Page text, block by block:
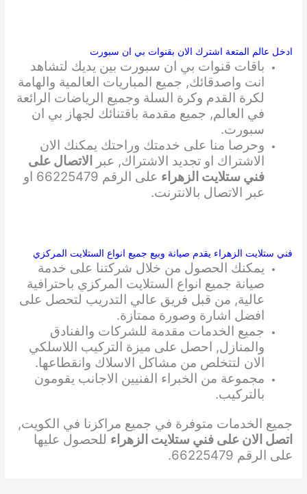
ادخل عالم المتعة اشترك الان بقنوات بي ان سبورت
باقات قنوات بي ان سبورت بين يديك لتشاهد
انت واصدقائك, جميع المباريات العالمية والهامة
لكرة القدم وكرة السلة وجميع الرياضات الرائعة
في العالم, جميع مقدمة باقتنائك لجهاز بي ان
سبورت.
وحرصا منا على خدمتك وراحتك يمكنك الان
الاشتراك او تجديد الاشتراك, عبر
الاتصال على
فني ستلايت الزهراء
على الرقم 66225479 او
عبر الاتصال بالانترنت.
فني ستلايت الزهراء يقدم صيانة وبيع جميع انواع الستلايت المركزي
يمكنك الحصول من خلال شركتنا على خدمة
صيانة جميع انواع الستلايت المركزي باحترافية
عالية, من قبل فريق عالي التدريب لتحصل على
افضل اشارة وصورة ممتازة.
جميع الخدمات مقدمة للشركات والفنادق
والمنازل, احصل على ميزة التركيب اللاسلكي
الان لتتخلص من مشاكل الاسلاك وانقطاعها.
مجموعة من الخبراء الفنيين الاجانب يقومون
بالتركيب.
جميع الخدمات متوفرة في جميع مراكزنا في الكويت,
اتصل الان على فني ستلايت الزهراء للحصول عليها
على الرقم 66225479.